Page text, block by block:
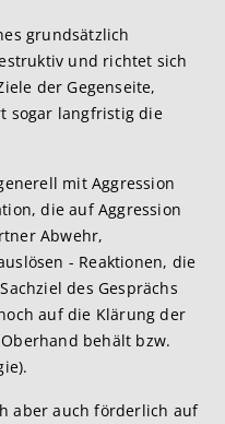
grundsätzlich
und richtet sich
der Gegenseite,
sogar langfristig die
mit Aggression
die auf Aggression
Abwehr,
- Reaktionen, die
des Gesprächs
auf die Klärung der
behält bzw.
aber auch förderlich auf